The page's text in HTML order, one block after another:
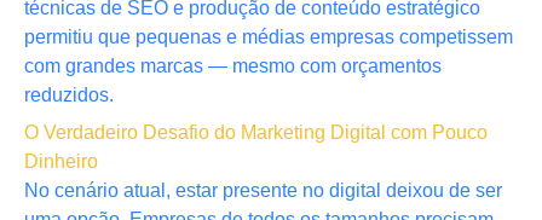
técnicas de SEO e produção de conteúdo estratégico
permitiu que pequenas e médias empresas competissem
com grandes marcas — mesmo com orçamentos
reduzidos.
O Verdadeiro Desafio do Marketing Digital com Pouco
Dinheiro
No cenário atual, estar presente no digital deixou de ser